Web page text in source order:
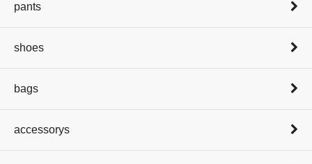
pants
shoes
bags
accessorys